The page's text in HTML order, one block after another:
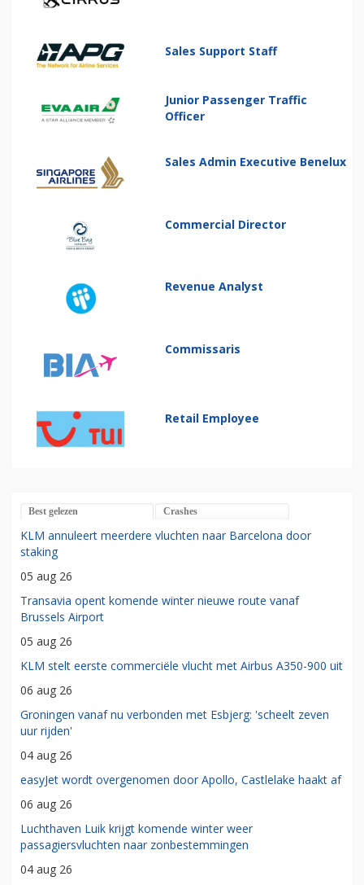
Sales Support Staff
Junior Passenger Traffic
Officer
Sales Admin Executive Benelux
Commercial Director
Revenue Analyst
Commissaris
Retail Employee
Best gelezen Crashes
KLM annuleert meerdere vluchten naar Barcelona door
staking
05 aug 26
Transavia opent komende winter nieuwe route vanaf
Brussels Airport
05 aug 26
KLM stelt eerste commerciële vlucht met Airbus A350-900 uit
06 aug 26
Groningen vanaf nu verbonden met Esbjerg: 'scheelt zeven
uur rijden'
04 aug 26
easyJet wordt overgenomen door Apollo, Castlelake haakt af
06 aug 26
Luchthaven Luik krijgt komende winter weer
passagiersvluchten naar zonbestemmingen
04 aug 26